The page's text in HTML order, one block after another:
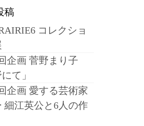
稿
コレクショ
企画 菅野まり子
て」
企画 愛する芸術家
細江英公と6人の作